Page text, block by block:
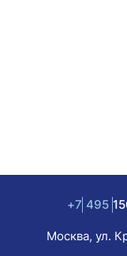
+7 495
Москва, ул.